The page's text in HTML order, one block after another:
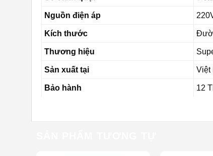
Nguồn điện áp
Kích thước
Thương hiệu
Sản xuất tại Việt
Bảo hành 12